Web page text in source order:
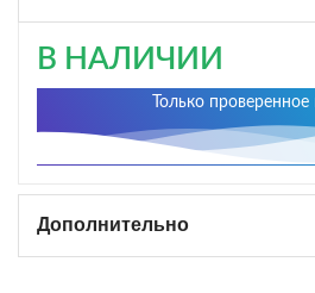
В НАЛИЧИИ
Только проверенное
Дополнительно